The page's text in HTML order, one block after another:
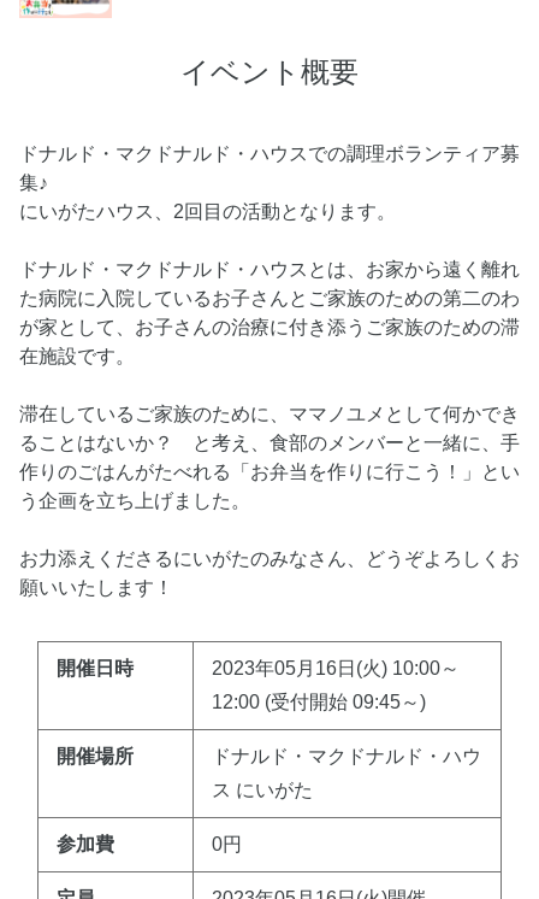
イベント概要
ドナルド・マクドナルド・ハウスでの調理ボランティア募
集♪
にいがたハウス、2回目の活動となります。
ドナルド・マクドナルド・ハウスとは、お家から遠く離れ
た病院に入院しているお子さんとご家族のための第二のわ
が家として、お子さんの治療に付き添うご家族のための滞
在施設です。
滞在しているご家族のために、ママノユメとして何かでき
ることはないか？ と考え、食部のメンバーと一緒に、手
作りのごはんがたべれる「お弁当を作りに行こう！」とい
う企画を立ち上げました。
お力添えくださるにいがたのみなさん、どうぞよろしくお
願いいたします！
開催日時
2023年05月16日(火) 10:00～
12:00 (受付開始 09:45～)
開催場所
ドナルド・マクドナルド・ハウ
ス にいがた
参加費 0円